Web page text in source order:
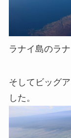
ラナイ島のラ
そしてビッグ
した。